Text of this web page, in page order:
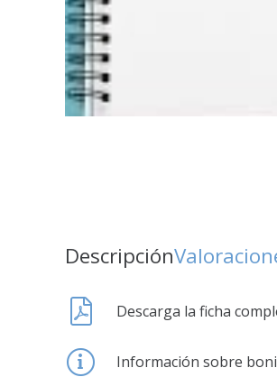
Descripción
Descarga la ficha
Información sobre